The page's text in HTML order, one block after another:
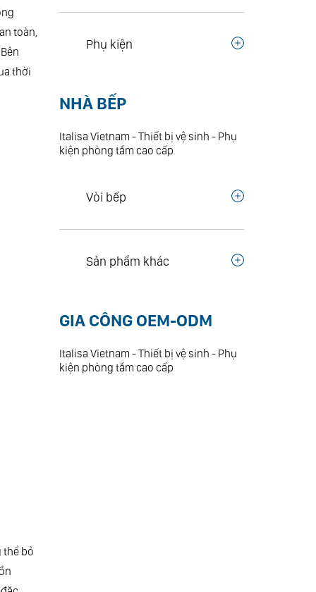
toàn,
thời
thể bỏ
Phụ kiện
NHÀ BẾP
Italisa Vietnam - Thiết bị vệ sinh - Phụ
kiện phòng tắm cao cấp
Vòi bếp
Sản phẩm khác
GIA CÔNG OEM-ODM
Italisa Vietnam - Thiết bị vệ sinh - Phụ
kiện phòng tắm cao cấp